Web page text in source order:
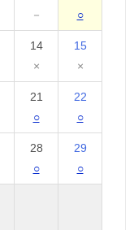
－
○
14
×
15
×
21
○
22
○
28
○
29
○